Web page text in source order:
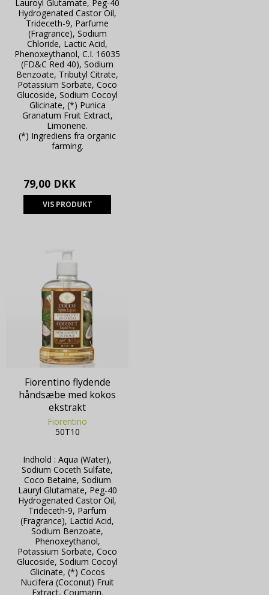
Lauroyl Glutamate, Peg-40
Hydrogenated Castor Oil,
Trideceth-9, Parfume
(Fragrance), Sodium
Chloride, Lactic Acid,
Phenoxeythanol, C.I. 16035
(FD&C Red 40), Sodium
Benzoate, Tributyl Citrate,
Potassium Sorbate, Coco
Glucoside, Sodium Cocoyl
Glicinate, (*) Punica
Granatum Fruit Extract,
Limonene.
(*) Ingrediens fra organic
farming.
79,00 DKK
VIS PRODUKT
Fiorentino flydende
håndsæbe med kokos
ekstrakt
Fiorentino
50T10
Indhold : Aqua (Water),
Sodium Coceth Sulfate,
Coco Betaine, Sodium
Lauryl Glutamate, Peg-40
Hydrogenated Castor Oil,
Trideceth-9, Parfum
(Fragrance), Lactid Acid,
Sodium Benzoate,
Phenoxeythanol,
Potassium Sorbate, Coco
Glucoside, Sodium Cocoyl
Glicinate, (*) Cocos
Nucifera (Coconut) Fruit
Extract, Coumarin.